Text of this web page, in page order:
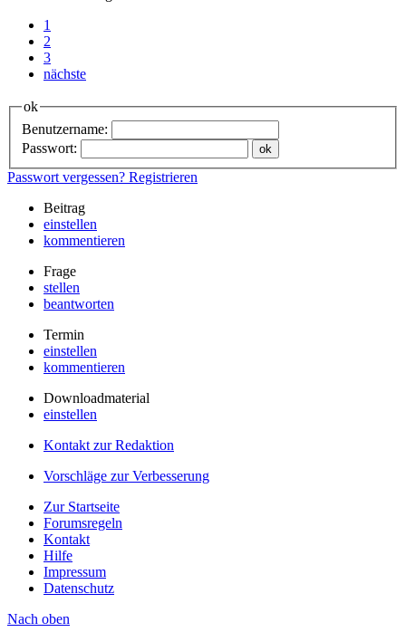
1
2
3
nächste
ok
Benutzername:
Passwort:
Passwort vergessen? Registrieren
Beitrag
einstellen
kommentieren
Frage
stellen
beantworten
Termin
einstellen
kommentieren
Downloadmaterial
einstellen
Kontakt zur Redaktion
Vorschläge zur Verbesserung
Zur Startseite
Forumsregeln
Kontakt
Hilfe
Impressum
Datenschutz
Nach oben